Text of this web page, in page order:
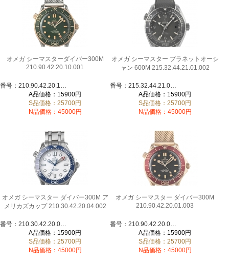
オメガ シーマスターダイバー300M
210.90.42.20.10.001
A品価格：15900円
S品価格：25700円
N品価格：45000円
オメガ シーマスター プラネットオーシ
ャン 600M 215.32.44.21.01.002
A品価格：15900円
S品価格：25700円
N品価格：45000円
オメガ シーマスター ダイバー300M ア
メリカズカップ 210.30.42.20.04.002
A品価格：15900円
S品価格：25700円
N品価格：45000円
オメガ シーマスター ダイバー300M
210.90.42.20.01.003
A品価格：15900円
S品価格：25700円
N品価格：45000円